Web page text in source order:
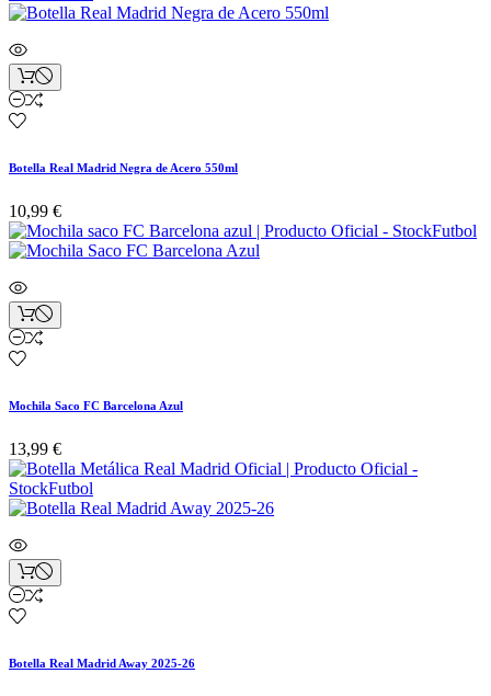
Botella Real Madrid Negra de Acero 550ml
10,99 €
Mochila Saco FC Barcelona Azul
13,99 €
Botella Real Madrid Away 2025-26